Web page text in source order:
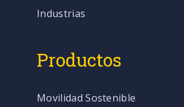
Industrias
Productos
Movilidad Sostenible